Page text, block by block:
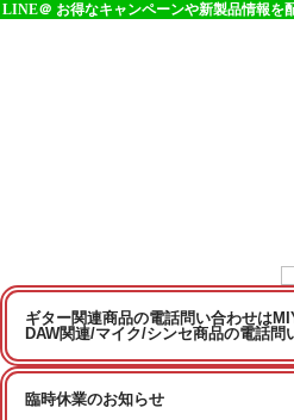
LINE＠ お得なキャンペーンや新製品情報を
ギター関連商品の電話問い合わせは
DAW関連/マイク/シンセ商品の電話問
臨時休業のお知らせ